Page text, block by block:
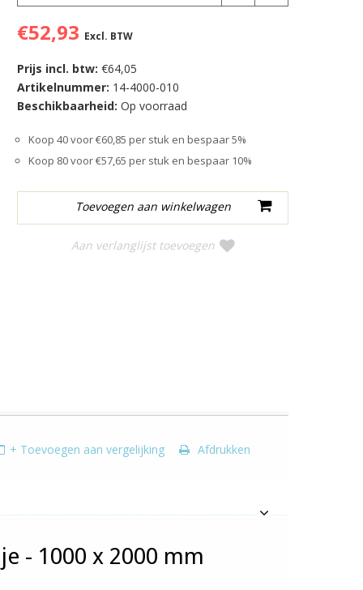
€52,93 Excl. BTW
Prijs incl. btw: €64,05
Artikelnummer: 14-4000-010
Beschikbaarheid: Op voorraad
Koop 40 voor €60,85 per stuk en bespaar 5%
Koop 80 voor €57,65 per stuk en bespaar 10%
Aan verlanglijst toevoegen
+ Toevoegen aan vergelijking Afdrukken
- 1000 x 2000 mm